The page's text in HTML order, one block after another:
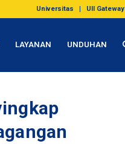
Universitas UII Gateway
LAYANAN UNDUHAN